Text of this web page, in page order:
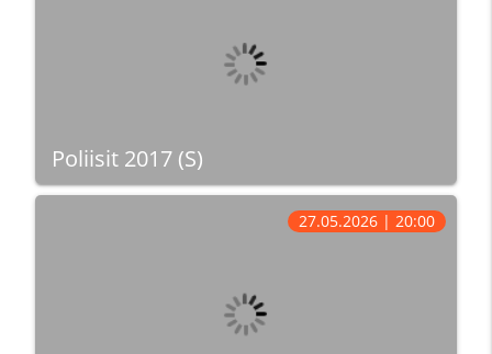
Poliisit 2017 (S)
27.05.2026 | 20:00